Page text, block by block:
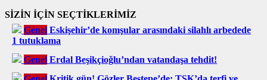
SİZİN İÇİN SEÇTİKLERİMİZ
Genel Eskişehir’de komşular arasındaki silahlı arbedede
1 tutuklama
Genel Erdal Beşikçioğlu’ndan vatandaşa tehdit!